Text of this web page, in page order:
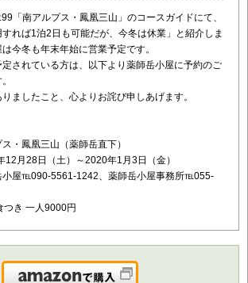
「南アルプス・鳳凰三山」のコースガイドにて、
すれば1泊2日も可能だが、今冬は休業」と紹介しま
今冬も年末年始に営業予定です。
されている方は、以下より薬師岳小屋に予約のご
ましたこと、心よりお詫び申しあげます。
・鳳凰三山（薬師岳直下）
12月28日（土）～2020年1月3日
（金）
小屋℡090-5561-1242、薬師岳小屋事務所℡055-
つき 一人9000円